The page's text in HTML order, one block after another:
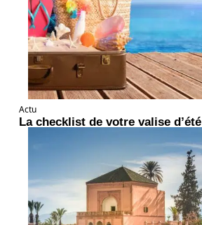
Actu
La checklist de votre valise d’été